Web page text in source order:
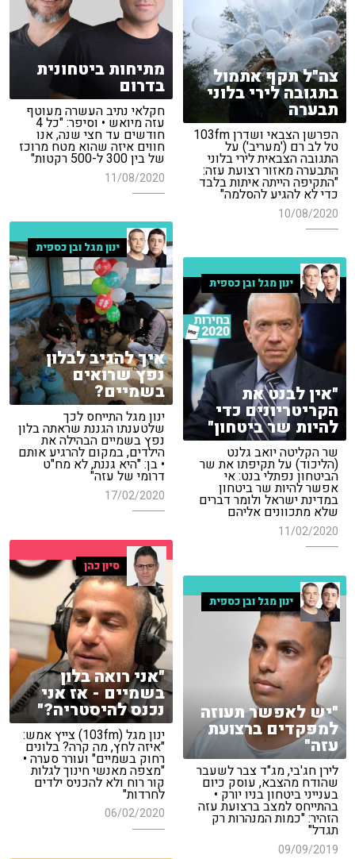
מתיחות ביטחונית
בדרום
חקלאי נתיב העשרה מעוטף
עזה מיואש • וסיפר: "כל 4
חודשים עד חצי שנה, אנו
חווים איזה שהוא מטח מרוכז
של בין 300 ל-500 רקטות"
11/08/2020
צה"ל תקף אתמול
בתגובה לירי בלוני
תבערה
הפרשן הצבאי ושדרן 103fm
טל לב רם ('מעריב') על
התגובה הצבאית לירי בלוני
התבערה מאזור רצועת עזה:
"התקיפה הייתה איתות בלבד
כדי לא להגיע להסלמה"
10/08/2020
ינון מגל ובן כספית
איך להגיב לבלון
נפץ שרואים
בשמיים?
ינון מגל התייחס לכך
שלטענתו הגננת שראתה בלון
נפץ בשמיים הבהילה את
הילדים, במקום להרגיע אותם
• בן: "היא גננת, לא מח"ט
דרומי של עזה"
17/02/2020
ינון מגל ובן כספית
"אין לבנט את
הקריטריונים כדי
להיות שר ביטחון"
שר הקליטה יואב גלנט
(הליכוד) על תקיפתו את שר
הביטחון נפתלי בנט: אי
אפשר להיות שר ביטחון
במדינת ישראל ולומר דברים
שלא מתכוונים אליהם
11/02/2020
סיון כהן
"אני רואה בלון
בשמיים - אז אני
נכנס להיסטריה?"
ינון מגל (103fm) צייץ אמש:
"איזה לחץ, מה קרה? בלונים
רחוק בשמיים" ועורר סערה •
"מצפה מאנשי חינוך לגלות
קור רוח ולא להכניס ילדים
לחרדות"
06/02/2020
ינון מגל ובן כספית
"יש לאפשר תעוזה
למפקדים ברצועת
עזה"
לירן חג'בי, מג"ד צבר לשעבר
שהודח מהצבא, עוסק כיום
בענייני ביטחון בניו יורק •
בהתייחס למצב ברצועת עזה
הזהיר: "כמות המנהרות רק
תגדל"
09/09/2019